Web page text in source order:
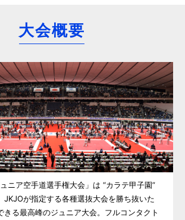
大会概要
ニア空手道選手権大会」は “カラテ甲子園”
JKJOが指定する各種選抜大会を勝ち抜いた
きる最高峰のジュニア大会。フルコンタクト